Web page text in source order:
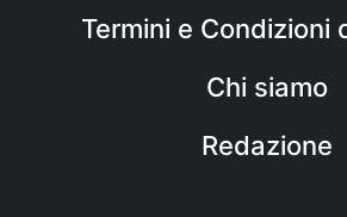
Termini e Condizioni
Chi siamo
Redazione